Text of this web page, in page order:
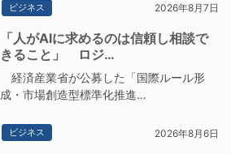
ビジネス 2026年8月7日
「人がAIに求めるのは信頼し相談で
きること」 ロジ…
経済産業省が公募した「国際ルール形
成・市場創造型標準化推進…
ビジネス 2026年8月6日